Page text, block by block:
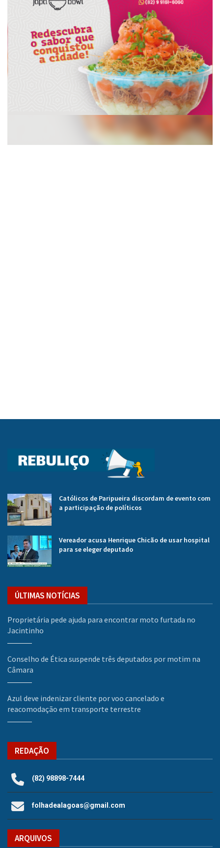
Católicos de Paripueira discordam de evento com
a participação de políticos
Vereador acusa Henrique Chicão de usar hospital
para se eleger deputado
ÚLTIMAS NOTÍCIAS
Proprietária pede ajuda para encontrar moto furtada no
Jacintinho
Conselho de Ética suspende três deputados por motim na
Câmara
Azul deve indenizar cliente por voo cancelado e
reacomodação em transporte terrestre
REDAÇÃO
(82) 98898-7444
folhadealagoas@gmail.com
ARQUIVOS